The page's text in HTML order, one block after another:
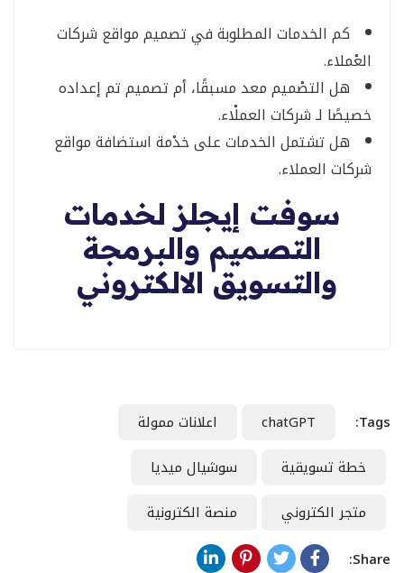
كم الخدمات المطلوبة في تصميم مواقع شركات
العْملاء.
هل التصْميم معد مسبقًا، أم تصميم تم إعداده
خصيصًا لـ شركات العملْاء.
هل تشتمل الخدمات على خدْمة استضافة مواقع
شركات العملاء.
سوفت إيجلز لخدمات
التصميم والبرمجة
والتسويق الالكتروني
Tags:
chatGPT
اعلانات ممولة
خطة تسويقية
سوشيال ميديا
متجر الكتروني
منصة الكترونية
Share: